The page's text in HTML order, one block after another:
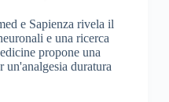
e Sapienza rivela il
e una ricerca
propone una
un'analgesia duratura